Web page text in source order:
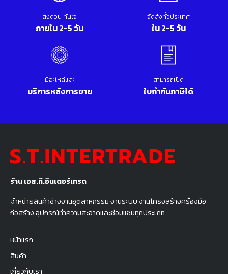
ร้าน เอส.ที.อินเตอร์เทรด
จำหน่ายสินค้าช่างงานอุตสาหกรรม งานระบบ งานโครงสร้างครื่องมือ
ก่อสร้าง อุปกรณ์ทำความสะอาดและซ่อมแซมทุกประเภท
หน้าแรก
สินค้า
เกี่ยวกับเรา
ส่งด่วน ทันใจ
ภายใน 2-5 วัน
จัดส่งทั่วประเทศ
ใน 2-5 วัน
มีอะไหล่และ
บริการหลังการขาย
สามารถเปิด
ใบกำกับภาษีได้